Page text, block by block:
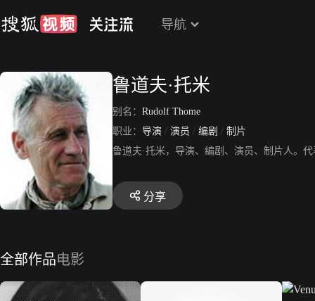
导航
鲁道夫·托米
别名： Rudolf Thome
职业： 导演 / 演员 / 编剧 / 制片
鲁道夫·托米，导演、编剧、演员、制片人。
分享
全部作品电影